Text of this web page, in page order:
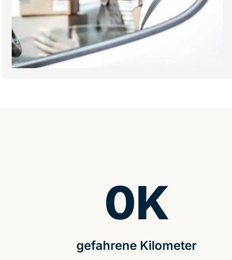
gefahrene Kilometer
0K